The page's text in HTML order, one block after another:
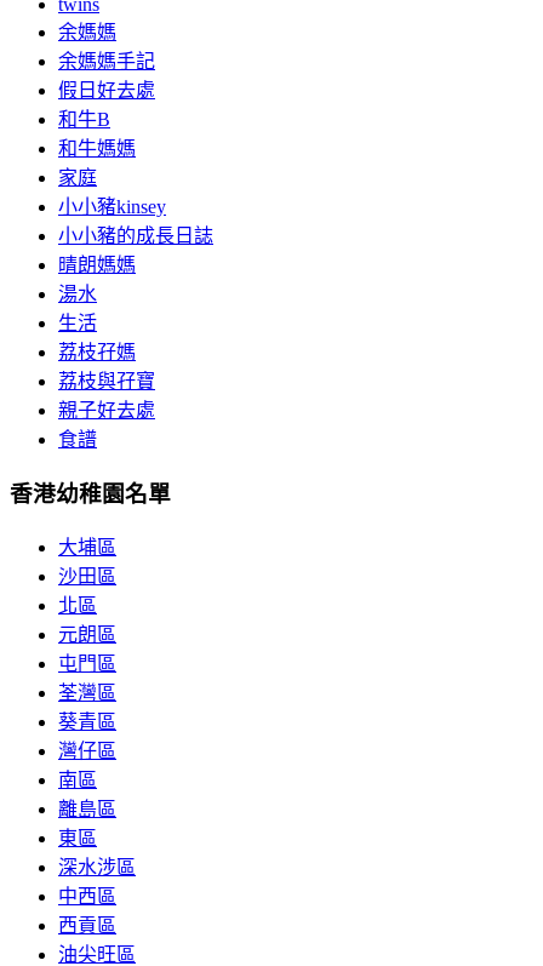
twins
余媽媽
余媽媽手記
假日好去處
和牛B
和牛媽媽
家庭
小小豬kinsey
小小豬的成長日誌
晴朗媽媽
湯水
生活
荔枝孖媽
荔枝與孖寶
親子好去處
食譜
香港幼稚園名單
大埔區
沙田區
北區
元朗區
屯門區
荃灣區
葵青區
灣仔區
南區
離島區
東區
深水涉區
中西區
西貢區
油尖旺區